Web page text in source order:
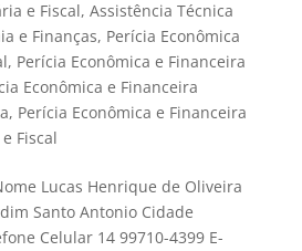
e Fiscal, Assistência Técnica
e Finanças, Perícia Econômica
, Perícia Econômica e Financeira
Econômica e Financeira
, Perícia Econômica e Financeira
Fiscal
Lucas Henrique de Oliveira
Santo Antonio Cidade
Celular 14 99710-4399 E-